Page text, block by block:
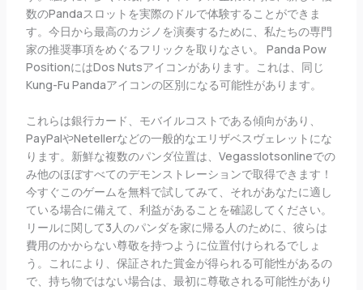
数のPandaスロットを実際のドルで体験することができま
す。今日から最高のカジノを演奏するために、私たちの専門
家の推奨事項をめぐるフリックを取りなさい。 Panda Pow
PositionにはDos Nutsアイコンがあります。これは、同じ
Kung-Fu Pandaアイコンの区別になる可能性があります。
これらは銀行カード、モバイルコストである傾向があり、
PayPalやNetellerなどの一般的なエリザベスヴェレットにな
ります。新鮮な複数のパンダ位置は、Vegasslotsonlineでの
み他のほぼすべてのデモンストレーションで取得できます！
今すぐこのゲームを無料で試してみて、それがあなたに適し
ている場合に備えて、利益があることを確認してください。
リールに関して3人のパンダを家に帰る人のために、彼らは
費用のかからない尊敬を持つように位置付けられるでしょ
う。これにより、保証された賞金が得られる可能性があるの
で、持ち物ではない場合は、最初に尊敬される可能性があり